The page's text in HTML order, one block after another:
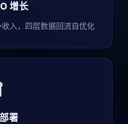
增长
入，四层数据回流自优化
署